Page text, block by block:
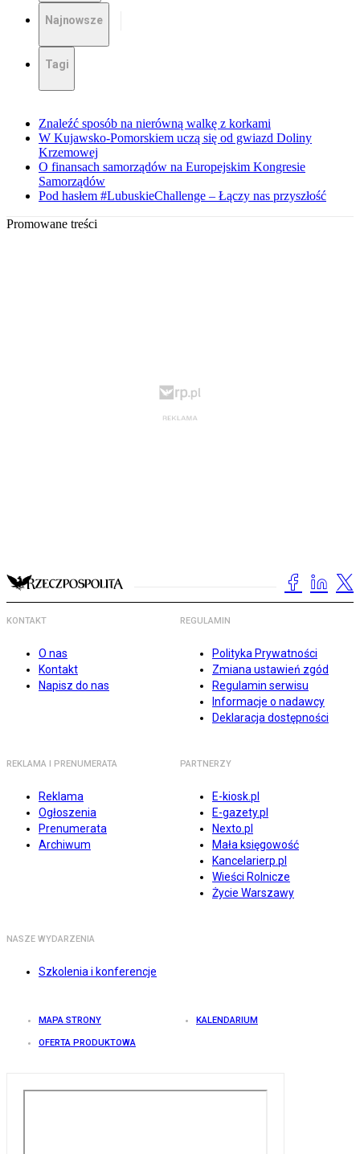
Najnowsze
Tagi
Znaleźć sposób na nierówną walkę z korkami
W Kujawsko-Pomorskiem uczą się od gwiazd Doliny
Krzemowej
O finansach samorządów na Europejskim Kongresie
Samorządów
Pod hasłem #LubuskieChallenge – Łączy nas przyszłość
Promowane treści
KONTAKT
O nas
Kontakt
Napisz do nas
REGULAMIN
Polityka Prywatności
Zmiana ustawień zgód
Regulamin serwisu
Informacje o nadawcy
Deklaracja dostępności
REKLAMA I PRENUMERATA
Reklama
Ogłoszenia
Prenumerata
Archiwum
PARTNERZY
E-kiosk.pl
E-gazety.pl
Nexto.pl
Mała księgowość
Kancelarierp.pl
Wieści Rolnicze
Życie Warszawy
NASZE WYDARZENIA
Szkolenia i konferencje
MAPA STRONY KALENDARIUM
OFERTA PRODUKTOWA